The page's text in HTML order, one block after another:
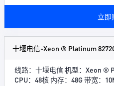
立即
十堰电信-Xeon ® Platinum
线路：十堰电信 机型：Xeon ®
CPU：48核 内存：48G 带宽：